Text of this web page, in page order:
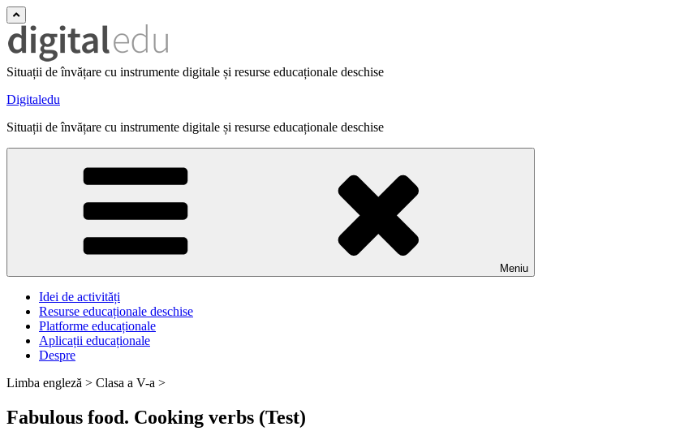
Situații de învățare cu instrumente digitale și resurse educaționale deschise
Digitaledu
Situații de învățare cu instrumente digitale și resurse educaționale deschise
Meniu
Idei de activități
Resurse educaționale deschise
Platforme educaționale
Aplicații educaționale
Despre
Limba engleză > Clasa a V-a >
Fabulous food. Cooking verbs (Test)